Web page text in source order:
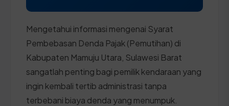
Mengetahui informasi mengenai Syarat
Pembebasan Denda Pajak (Pemutihan) di
Kabupaten Mamuju Utara, Sulawesi Barat
sangatlah penting bagi pemilik kendaraan yang
ingin kembali tertib administrasi tanpa
terbebani biaya denda yang menumpuk.